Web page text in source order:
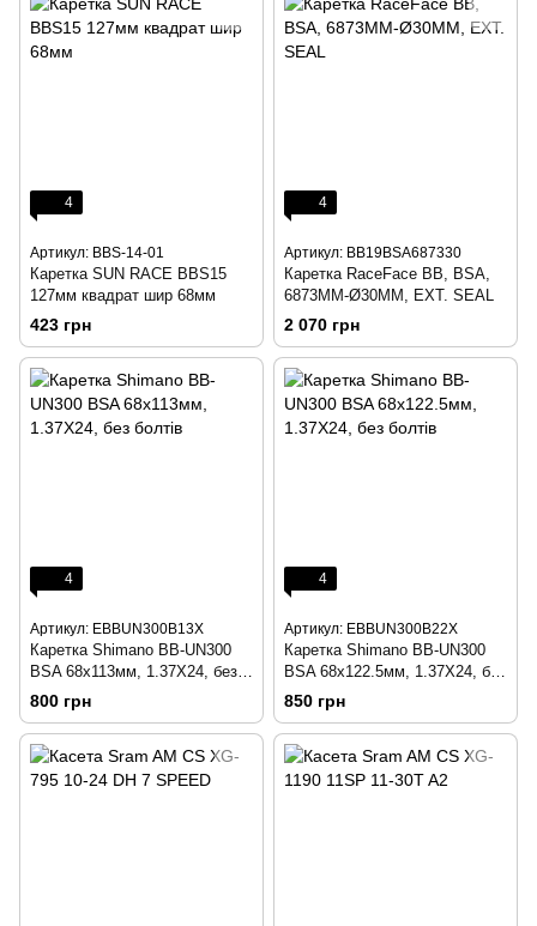
4
Артикул: BBS-14-01
Каретка SUN RACE BBS15
127мм квадрат шир 68мм
423 грн
4
Артикул: BB19BSA687330
Каретка RaceFace BB, BSA,
6873MM-Ø30MM, EXT. SEAL
2 070 грн
4
Артикул: EBBUN300B13X
Каретка Shimano BB-UN300
BSA 68x113мм, 1.37Х24, без
болтів
800 грн
4
Артикул: EBBUN300B22X
Каретка Shimano BB-UN300
BSA 68x122.5мм, 1.37Х24, без
болтів
850 грн